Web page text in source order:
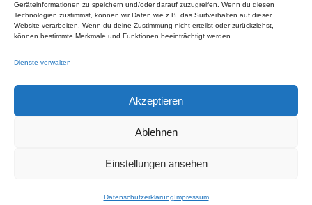
Geräteinformationen zu speichern und/oder darauf zuzugreifen. Wenn du diesen
Technologien zustimmst, können wir Daten wie z.B. das Surfverhalten auf dieser
Website verarbeiten. Wenn du deine Zustimmung nicht erteilst oder zurückziehst,
können bestimmte Merkmale und Funktionen beeinträchtigt werden.
Dienste verwalten
Akzeptieren
Ablehnen
Einstellungen ansehen
DatenschutzerklärungImpressum